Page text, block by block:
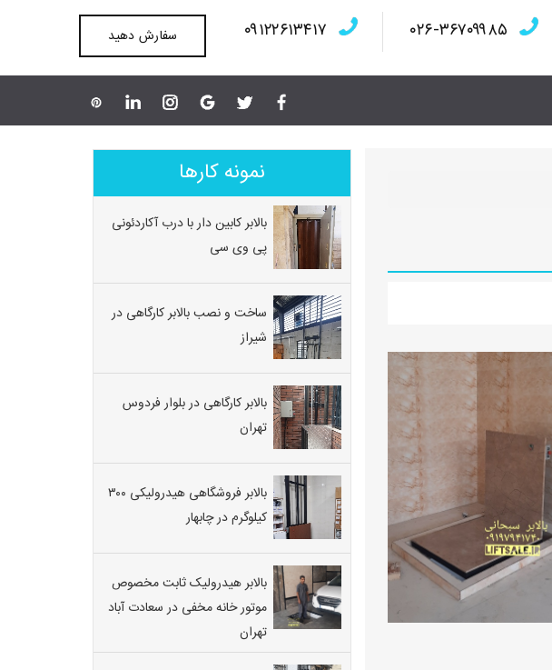
۰۲۶-۳۶۷۰۹۹۸۵ ۰۹۱۲۲۶۱۳۴۱۷ سفارش دهید
نمونه کارها
بالابر کابین دار با درب آکاردئونی
پی وی سی
ساخت و نصب بالابر کارگاهی در
شیراز
بالابر کارگاهی در بلوار فردوس
تهران
بالابر فروشگاهی هیدرولیکی ۳۰۰
کیلوگرم در چابهار
بالابر هیدرولیک ثابت مخصوص
موتور خانه مخفی در سعادت آباد
تهران